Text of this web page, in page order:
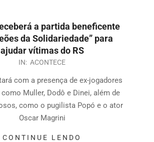
a partida beneficente
da Solidariedade” para
ajudar vítimas do RS
IN: ACONTECE
com a presença de ex-jogadores
Muller, Dodô e Dinei, além de
como o pugilista Popó e o ator
Oscar Magrini
CONTINUE LENDO